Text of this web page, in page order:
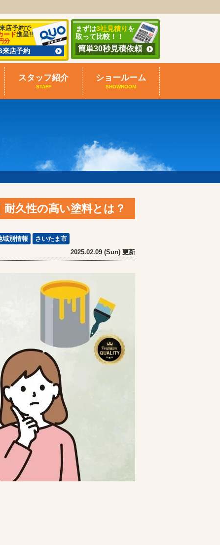
店予約で
ード進呈!!
分
来店予約
まずは3社見積り を
取って比較！！
簡単30秒見積依頼
スタッフ紹介
STAFF
ショールーム
SHOWROOM
久性の高い塗料とは？
域別情報
さいたま市
2025.02.09 (Sun) 更新